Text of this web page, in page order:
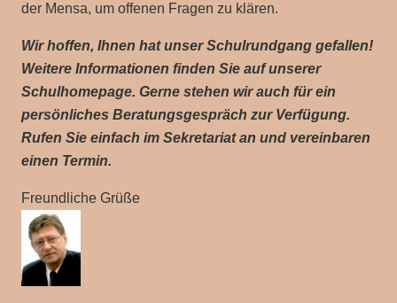
der Mensa, um offenen Fragen zu klären.
Wir hoffen, Ihnen hat unser Schulrundgang gefallen!
Weitere Informationen finden Sie auf unserer
Schulhomepage. Gerne stehen wir auch für ein
persönliches Beratungsgespräch zur Verfügung.
Rufen Sie einfach im Sekretariat an und vereinbaren
einen Termin.
Freundliche Grüße